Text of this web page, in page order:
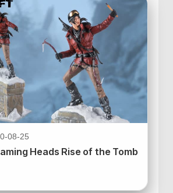
08-25
Heads Rise of the Tomb